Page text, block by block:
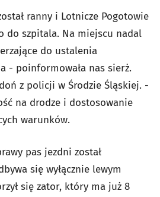
ranny i Lotnicze Pogotowie
do szpitala. Na miejscu nadal
do ustalenia
- poinformowała nas sierż.
z policji w Środzie Śląskiej. -
na drodze i dostosowanie
warunków.
pas jezdni został
się wyłącznie lewym
się zator, który ma już 8